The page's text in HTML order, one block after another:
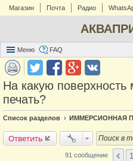
Магазин Почта Радио
Меню FAQ
На какую поверхность
печать?
Список разделов ИММЕРСИОННАЯ
Ответить
91 сообщение 1